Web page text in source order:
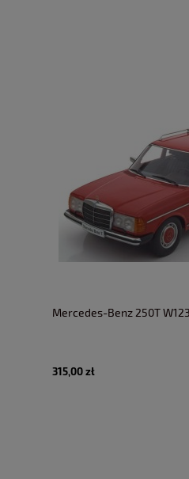
Mercedes-Benz 250T
315,00 zł